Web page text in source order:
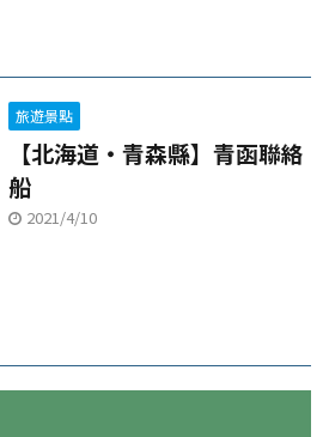
旅遊景點
【北海道・青森縣】青函聯絡
船
2021/4/10